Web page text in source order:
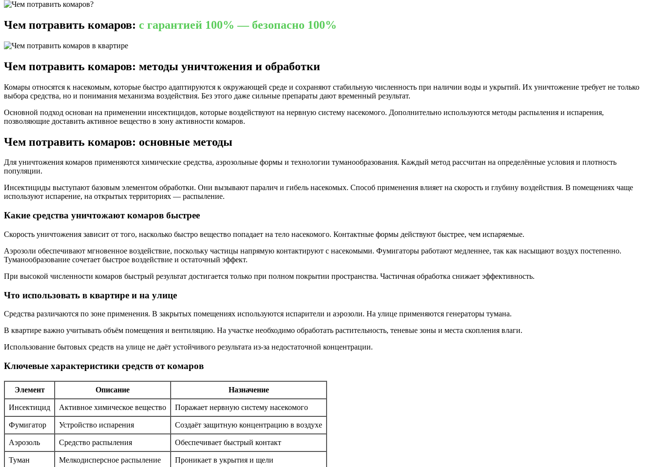
Чем потравить комаров: с гарантией 100% — безопасно 100%
Чем потравить комаров: методы уничтожения и обработки
Комары относятся к насекомым, которые быстро адаптируются к окружающей среде и сохраняют стабильную численность при наличии воды и укрытий. Их уничтожение требует не только
выбора средства, но и понимания механизма воздействия. Без этого даже сильные препараты дают временный результат.
Основной подход основан на применении инсектицидов, которые воздействуют на нервную систему насекомого. Дополнительно используются методы распыления и испарения,
позволяющие доставить активное вещество в зону активности комаров.
Чем потравить комаров: основные методы
Для уничтожения комаров применяются химические средства, аэрозольные формы и технологии туманообразования. Каждый метод рассчитан на определённые условия и плотность
популяции.
Инсектициды выступают базовым элементом обработки. Они вызывают паралич и гибель насекомых. Способ применения влияет на скорость и глубину воздействия. В помещениях чаще
используют испарение, на открытых территориях — распыление.
Какие средства уничтожают комаров быстрее
Скорость уничтожения зависит от того, насколько быстро вещество попадает на тело насекомого. Контактные формы действуют быстрее, чем испаряемые.
Аэрозоли обеспечивают мгновенное воздействие, поскольку частицы напрямую контактируют с насекомыми. Фумигаторы работают медленнее, так как насыщают воздух постепенно.
Туманообразование сочетает быстрое воздействие и остаточный эффект.
При высокой численности комаров быстрый результат достигается только при полном покрытии пространства. Частичная обработка снижает эффективность.
Что использовать в квартире и на улице
Средства различаются по зоне применения. В закрытых помещениях используются испарители и аэрозоли. На улице применяются генераторы тумана.
В квартире важно учитывать объём помещения и вентиляцию. На участке необходимо обработать растительность, теневые зоны и места скопления влаги.
Использование бытовых средств на улице не даёт устойчивого результата из-за недостаточной концентрации.
Ключевые характеристики средств от комаров
Элемент Описание Назначение
Инсектицид Активное химическое вещество Поражает нервную систему насекомого
Фумигатор Устройство испарения Создаёт защитную концентрацию в воздухе
Аэрозоль Средство распыления Обеспечивает быстрый контакт
Туман Мелкодисперсное распыление Проникает в укрытия и щели